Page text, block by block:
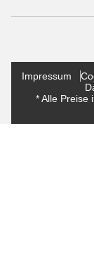
Impressum
* Alle Preise